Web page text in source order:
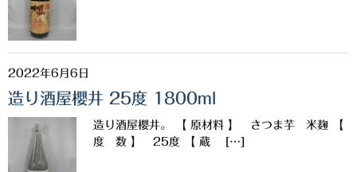
全取扱商品
森伊蔵酒造
村尾酒造
万膳酒造
櫻井酒造
2022年6月6日
造り酒屋櫻井 25度 1800ml
造り酒屋櫻井。 【 原材料 】 さつま芋 米麹 【
度 数 】 25度 【 蔵 […]